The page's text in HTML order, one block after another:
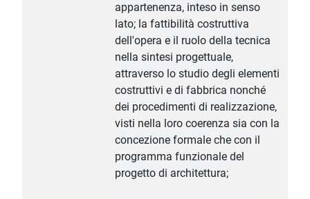
appartenenza, inteso in senso
lato; la fattibilità costruttiva
dell'opera e il ruolo della tecnica
nella sintesi progettuale,
attraverso lo studio degli elementi
costruttivi e di fabbrica nonché
dei procedimenti di realizzazione,
visti nella loro coerenza sia con la
concezione formale che con il
programma funzionale del
progetto di architettura;